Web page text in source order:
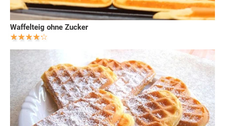
Waffelteig ohne Zucker